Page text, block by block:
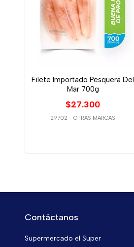
Filete Importado Pesquera Del
Mar 700g
$27.300
29702 -OTRAS MARCAS
Contáctanos
Supermercado el Super